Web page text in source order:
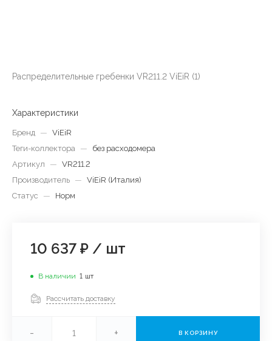
Распределительные гребенки VR211.2 ViEiR (1)
Характеристики
Бренд — ViEiR
Теги-коллектора —
без расходомера
Артикул
— VR211.2
Производитель — ViEiR (Италия)
Статус
— Норм
10 637 ₽ / шт
В наличии 1 шт
Рассчитать доставку
- + В КОРЗИНУ